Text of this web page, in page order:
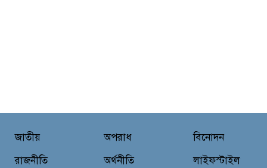
জাতীয়
রাজনীতি
অপরাধ
অর্থনীতি
বিনোদন
লাইফস্টাইল